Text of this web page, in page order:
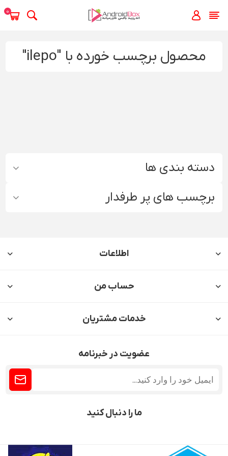
0
دسته بندی ها
برچسب های پر طرفدار
محصول برچسب خورده با "ilepo"
اطلاعات
حساب من
خدمات مشتریان
عضویت در خبرنامه
ما را دنبال کنید